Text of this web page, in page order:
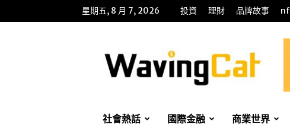
星期五, 8 月 7, 2026 投資 理財 品牌故事
招
財
貓
社會熱話 國際金融 商業世界